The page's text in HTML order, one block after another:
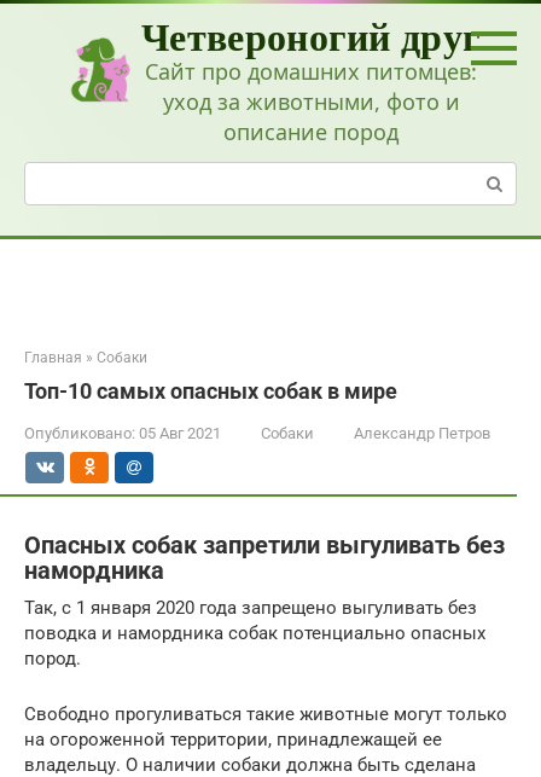
Перейти
Четвероногий друг
Сайт про домашних питомцев:
уход за животными, фото и
описание пород
Поиск:
Главная » Собаки
Топ-10 самых опасных собак в мире
Опубликовано: 05 Авг 2021 Собаки Александр Петров
Опасных собак запретили выгуливать без
намордника
Так, с 1 января 2020 года запрещено выгуливать без
поводка и намордника собак потенциально опасных
пород.
Свободно прогуливаться такие животные могут только
на огороженной территории, принадлежащей ее
владельцу. О наличии собаки должна быть сделана